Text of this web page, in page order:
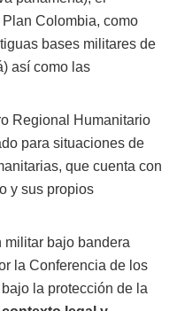
Colombia, como
bases militares de
así como las
Regional Humanitario
para situaciones de
que cuenta con
y sus propios
militar bajo bandera
la Conferencia de los
la protección de la